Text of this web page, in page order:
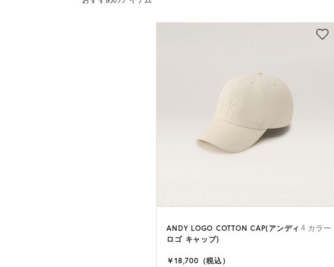
ANDY LOGO COTTON CAP(アンディ
ロゴ キャップ)
4 カラー
￥18,700（税込）